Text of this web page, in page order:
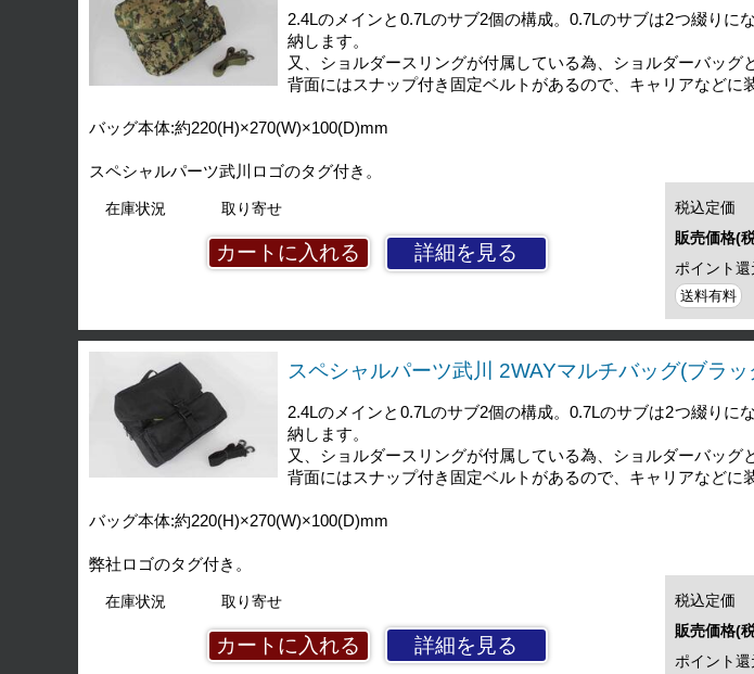
2.4Lのメインと0.7Lのサブ2個の構成。0.7Lのサブは2つ綴りに
納します。
又、ショルダースリングが付属している為、ショルダーバッグ
背面にはスナップ付き固定ベルトがあるので、キャリアなどに
バッグ本体:約220(H)×270(W)×100(D)mm
スペシャルパーツ武川ロゴのタグ付き。
在庫状況 取り寄せ
詳細を見る
税込定価
販売価格(
ポイント
送料有料
スペシャルパーツ武川 2WAYマルチバッグ(ブラ
2.4Lのメインと0.7Lのサブ2個の構成。0.7Lのサブは2つ綴りに
納します。
又、ショルダースリングが付属している為、ショルダーバッグ
背面にはスナップ付き固定ベルトがあるので、キャリアなどに
バッグ本体:約220(H)×270(W)×100(D)mm
弊社ロゴのタグ付き。
在庫状況 取り寄せ
詳細を見る
税込定価
販売価格(
ポイント